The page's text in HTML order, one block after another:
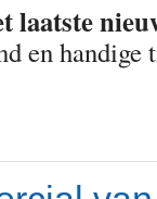
laatste
en